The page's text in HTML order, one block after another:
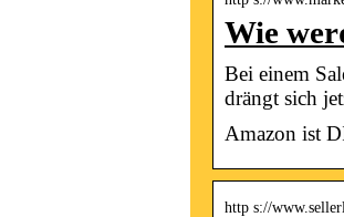
Wie
Bei einem
drängt sich
Amazon ist
http s://